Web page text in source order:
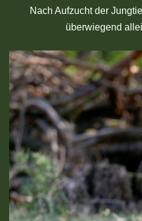
Nach Aufzucht der
überwiegend